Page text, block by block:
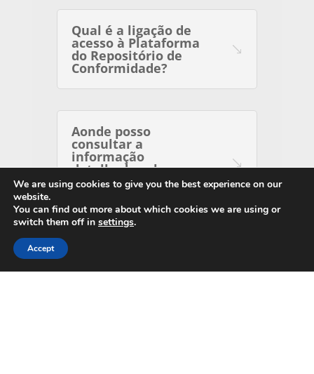
Qual é a ligação de
acesso à Plataforma
do Repositório de
Conformidade?
Aonde posso
consultar a
informação
detalhada sobre
proteção de dados do
denunciante?
We are using cookies to give you the best experience on our
website.
You can find out more about which cookies we are using or
switch them off in settings.
Accept